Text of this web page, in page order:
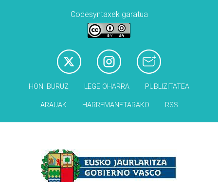
Codesyntaxek garatua
HONI BURUZ LEGE OHARRA PUBLIZITATEA
ARAUAK HARREMANETARAKO RSS